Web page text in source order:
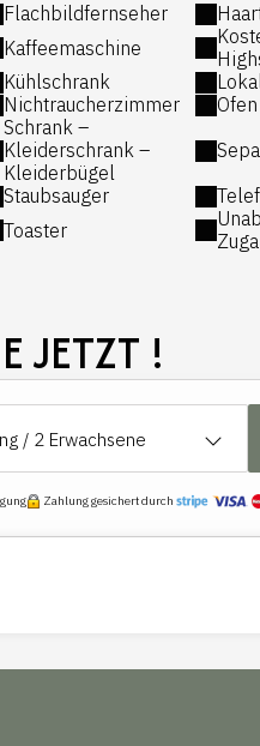
Ihrer Ankunft finden Sie:
Geschirrtücher,
Kaffeepads, Tee,
Flachbildfernseher
Kaffeemaschine
Kühlschrank
Nichtraucherzimmer
Ofen
Schrank –
Kleiderschrank –
Kleiderbügel
Staubsauger
Toaster
JETZT !
/ 2 Erwachsene
Zahlung gesichert durch